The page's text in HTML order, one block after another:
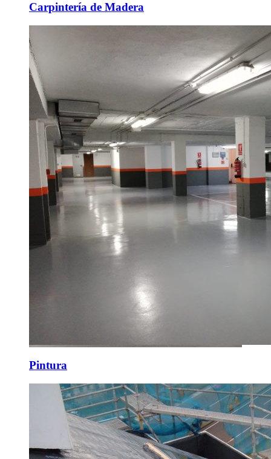
Carpintería de Madera
Pintura